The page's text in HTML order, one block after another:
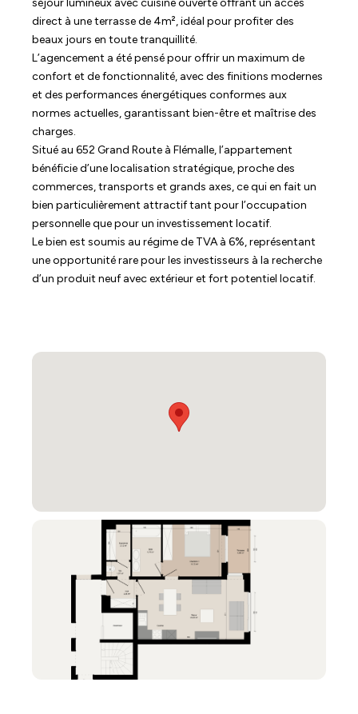
direct à une terrasse de 4m², idéal pour profiter des
beaux jours en toute tranquillité.
L’agencement a été pensé pour offrir un maximum de
confort et de fonctionnalité, avec des finitions modernes
et des performances énergétiques conformes aux
normes actuelles, garantissant bien-être et maîtrise des
charges.
Situé au 652 Grand Route à Flémalle, l’appartement
bénéficie d’une localisation stratégique, proche des
commerces, transports et grands axes, ce qui en fait un
bien particulièrement attractif tant pour l’occupation
personnelle que pour un investissement locatif.
Le bien est soumis au régime de TVA à 6%, représentant
une opportunité rare pour les investisseurs à la recherche
d’un produit neuf avec extérieur et fort potentiel locatif.